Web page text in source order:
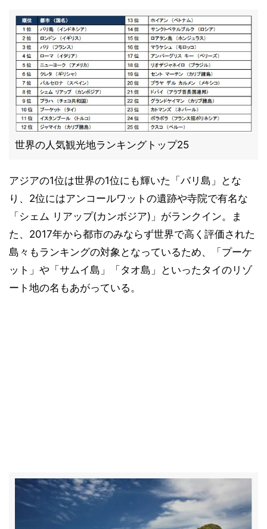
世界の人気観光地ランキングトップ25
アジアの1位は世界の1位にも輝いた「バリ島」とな
り、2位にはアンコールワットの遺跡や寺院で有名な
「シェム リアップ(カンボジア)」がランクイン。ま
た、2017年から都市のみならず世界で高く評価された
島々もランキングの対象となっているため、「プーケ
ット」や「サムイ島」「タオ島」といったタイのリゾ
ート地の名もあがっている。